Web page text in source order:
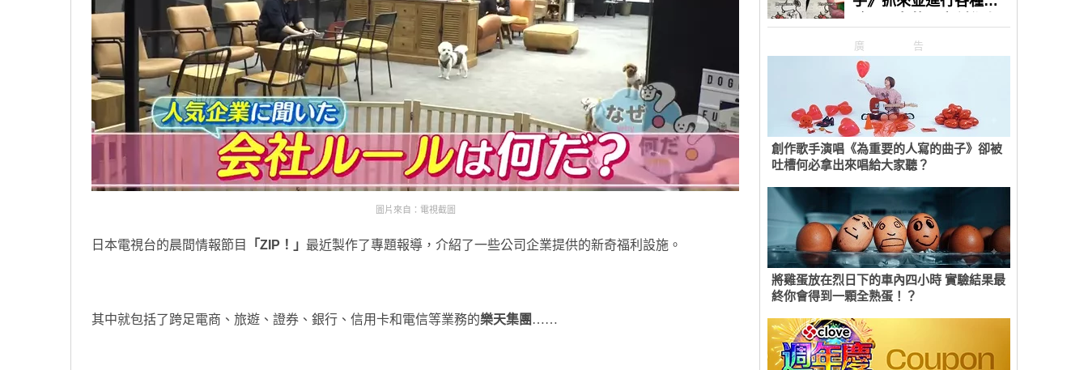
圖片來自：電視截圖
日本電視台的晨間情報節目 「ZIP！」 最近製作了專題報導，介紹了一些公司企業提供的新奇福利設施。
其中就包括了跨足電商、旅遊、證券、銀行、信用卡和電信等業務的樂天集團……
廣告
創作歌手演唱《為重要的人寫的曲子》卻被
吐槽何必拿出來唱給大家聽？
將雞蛋放在烈日下的車內四小時 實驗結果最
終你會得到一顆全熟蛋！？